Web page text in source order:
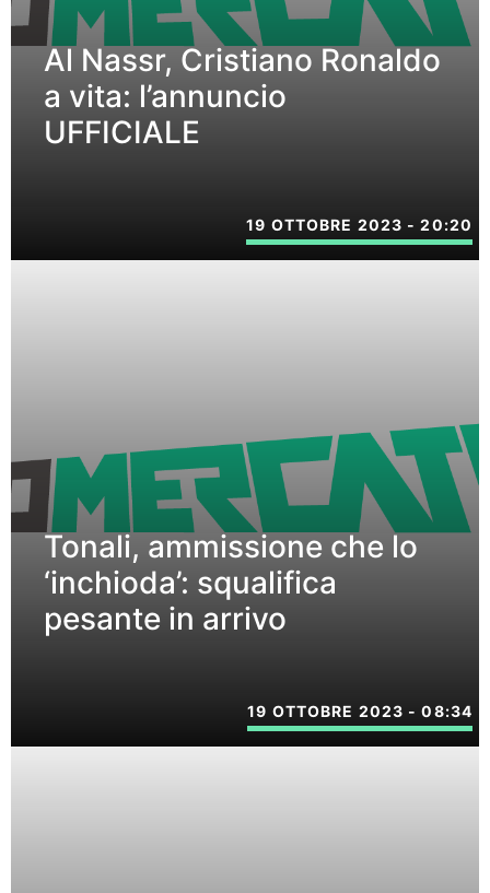
Al Nassr, Cristiano Ronaldo
a vita: l’annuncio
UFFICIALE
19 OTTOBRE 2023 - 20:20
Tonali, ammissione che lo
‘inchioda’: squalifica
pesante in arrivo
19 OTTOBRE 2023 - 08:34